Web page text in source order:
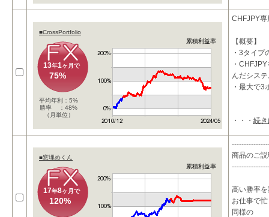
■CrossPortfolio
累積利益率
13年1ヶ月で
75%
平均年利：5%
勝率 ：48%
（月単位）
CHFJPY専
【概要】
・3タイ
・
んだシス
・最大で3
・・・ 続
■窓埋めくん
累積利益率
17年8ヶ月で
120%
商品のご
高い勝率
お仕事で
同様の